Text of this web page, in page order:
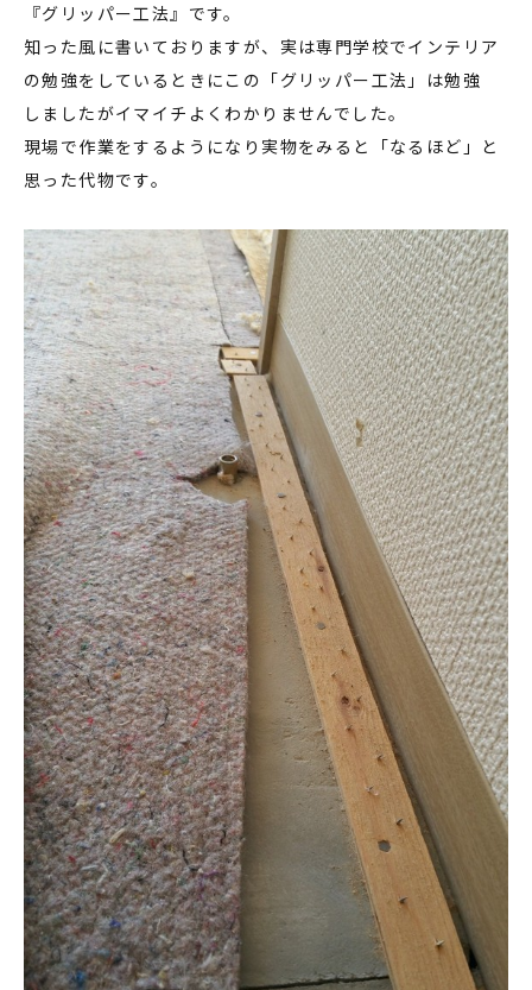
『グリッパー工法』です。
知った風に書いておりますが、実は専門学校でインテリア
の勉強をしているときにこの「グリッパー工法」は勉強
しましたがイマイチよくわかりませんでした。
現場で作業をするようになり実物をみると「なるほど」と
思った代物です。